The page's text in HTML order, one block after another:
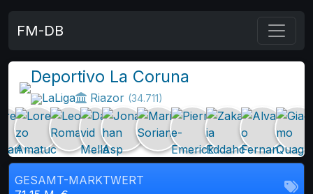
FM-DB
Deportivo La Coruna
LaLiga Riazor (34.711)
GESAMT-MARKTWERT